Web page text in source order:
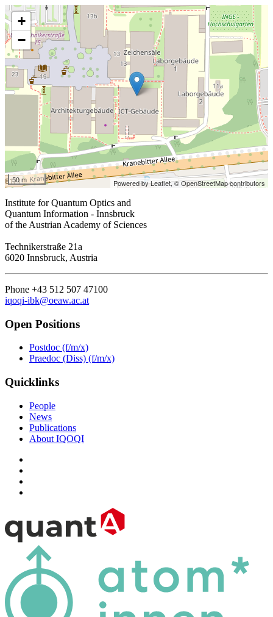
+
−
50 m Powered by Leaflet,© OpenStreetMap contributors
Institute for Quantum Optics and
Quantum Information - Innsbruck
of the Austrian Academy of Sciences
Technikerstraße 21a
6020 Innsbruck, Austria
Phone +43 512 507 47100
iqoqi-ibk@oeaw.ac.at
Open Positions
Postdoc (f/m/x)
Praedoc (Diss) (f/m/x)
Quicklinks
People
News
Publications
About IQOQI